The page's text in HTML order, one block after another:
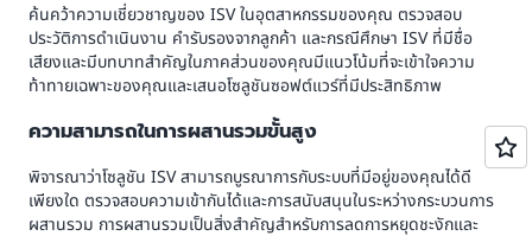
ค้นคว้าความเชี่ยวชาญของ ISV ในอุตสาหกรรมของคุณ ตรวจสอบ
ประวัติการดำเนินงาน คำรับรองจากลูกค้า และกรณีศึกษา ISV ที่มีชื่อ
เสียงและมีบทบาทสำคัญในภาคส่วนของคุณมีแนวโน้มที่จะเข้าใจความ
ท้าทายเฉพาะของคุณและเสนอโซลูชันซอฟต์แวร์ที่มีประสิทธิภาพ
ความสามารถในการผสานรวมขั้นสูง
พิจารณาว่าโซลูชัน ISV สามารถบูรณาการกับระบบที่มีอยู่ของคุณได้ดี
เพียงใด ตรวจสอบความเข้ากันได้และการสนับสนุนในระหว่างกระบวนการ
ผสานรวม การผสานรวมเป็นสิ่งสำคัญสำหรับการลดการหยุดชะงักและ